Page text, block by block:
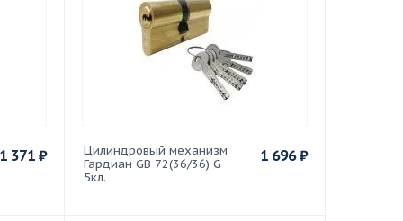
1 371₽
Цилиндровый механизм
Гардиан GB 72(36/36) G
5кл.
1 696₽